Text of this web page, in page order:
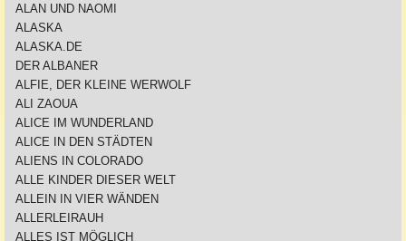
ALAN UND NAOMI
ALASKA
ALASKA.DE
DER ALBANER
ALFIE, DER KLEINE WERWOLF
ALI ZAOUA
ALICE IM WUNDERLAND
ALICE IN DEN STÄDTEN
ALIENS IN COLORADO
ALLE KINDER DIESER WELT
ALLEIN IN VIER WÄNDEN
ALLERLEIRAUH
ALLES IST MÖGLICH